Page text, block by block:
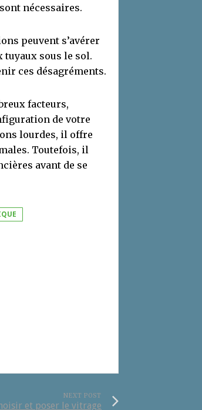
nécessaires.
peuvent s’avérer
tuyaux sous le sol.
ces désagréments.
facteurs,
de votre
lourdes, il offre
Toutefois, il
avant de se
NEXT POST
et poser le vitrage